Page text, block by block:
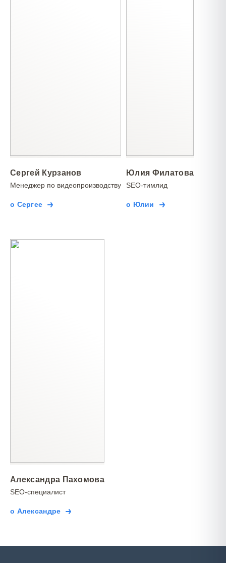
Сергей Курзанов
Менеджер по видеопроизводству
о Сергее
Юлия Филатова
SEO-тимлид
о Юлии
Александра Пахомова
SEO-специалист
о Александре